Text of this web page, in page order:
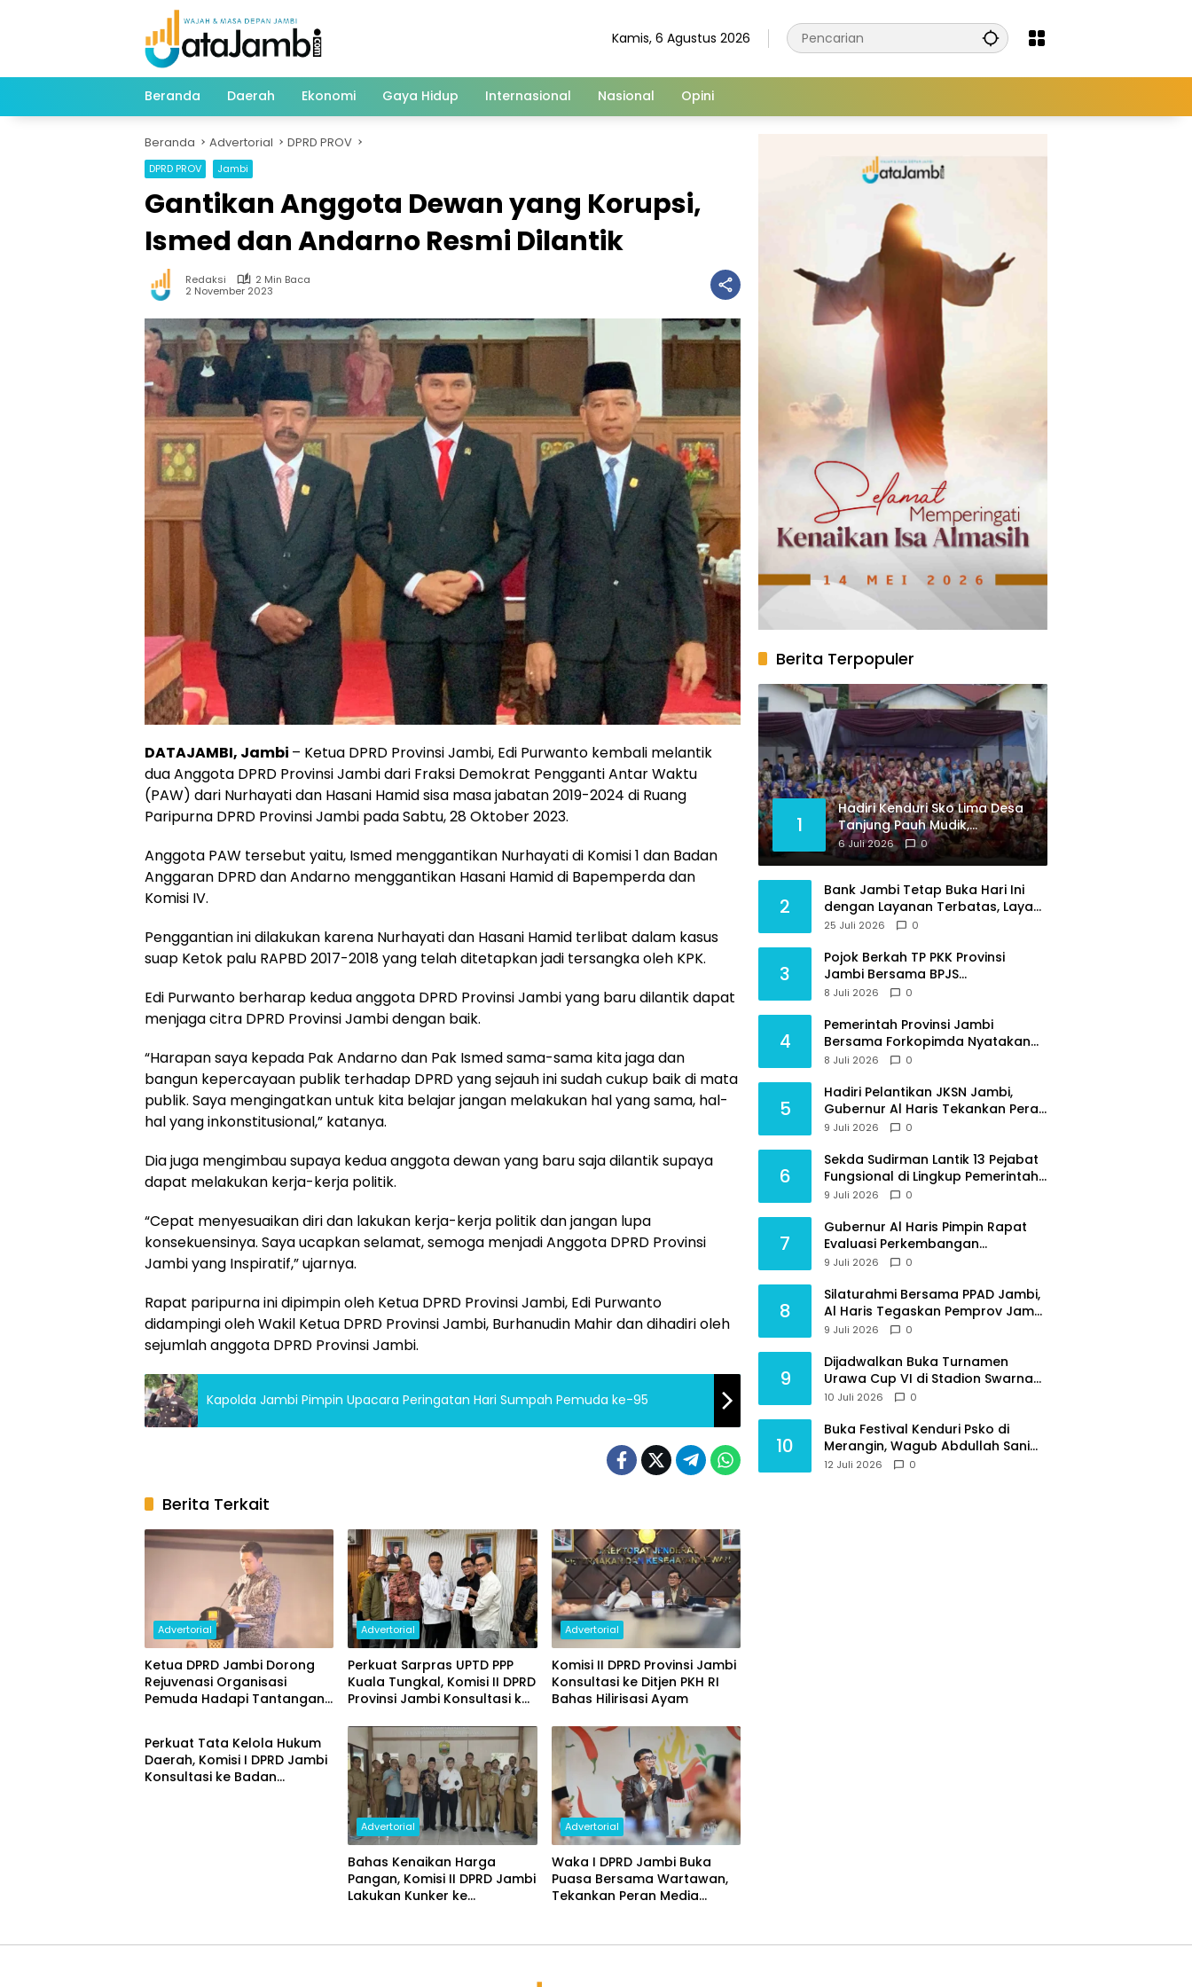
Kamis, 6 Agustus 2026
Beranda Daerah Ekonomi Gaya Hidup Internasional Nasional Opini
Beranda Advertorial DPRD PROV
DPRD PROV Jambi
Gantikan Anggota Dewan yang Korupsi,
Ismed dan Andarno Resmi Dilantik
Redaksi
2 Min Baca
2 November 2023
DATAJAMBI, Jambi – Ketua DPRD Provinsi Jambi, Edi Purwanto kembali melantik
dua Anggota DPRD Provinsi Jambi dari Fraksi Demokrat Pengganti Antar Waktu
(PAW) dari Nurhayati dan Hasani Hamid sisa masa jabatan 2019-2024 di Ruang
Paripurna DPRD Provinsi Jambi pada Sabtu, 28 Oktober 2023.
Anggota PAW tersebut yaitu, Ismed menggantikan Nurhayati di Komisi 1 dan Badan
Anggaran DPRD dan Andarno menggantikan Hasani Hamid di Bapemperda dan
Komisi IV.
Penggantian ini dilakukan karena Nurhayati dan Hasani Hamid terlibat dalam kasus
suap Ketok palu RAPBD 2017-2018 yang telah ditetapkan jadi tersangka oleh KPK.
Edi Purwanto berharap kedua anggota DPRD Provinsi Jambi yang baru dilantik dapat
menjaga citra DPRD Provinsi Jambi dengan baik.
“Harapan saya kepada Pak Andarno dan Pak Ismed sama-sama kita jaga dan
bangun kepercayaan publik terhadap DPRD yang sejauh ini sudah cukup baik di mata
publik. Saya mengingatkan untuk kita belajar jangan melakukan hal yang sama, hal-
hal yang inkonstitusional,” katanya.
Dia juga mengimbau supaya kedua anggota dewan yang baru saja dilantik supaya
dapat melakukan kerja-kerja politik.
“Cepat menyesuaikan diri dan lakukan kerja-kerja politik dan jangan lupa
konsekuensinya. Saya ucapkan selamat, semoga menjadi Anggota DPRD Provinsi
Jambi yang Inspiratif,” ujarnya.
Rapat paripurna ini dipimpin oleh Ketua DPRD Provinsi Jambi, Edi Purwanto
didampingi oleh Wakil Ketua DPRD Provinsi Jambi, Burhanudin Mahir dan dihadiri oleh
sejumlah anggota DPRD Provinsi Jambi.
Kapolda Jambi Pimpin Upacara Peringatan Hari Sumpah Pemuda ke-95
Berita Terkait
Advertorial
Ketua DPRD Jambi Dorong
Rejuvenasi Organisasi
Pemuda Hadapi Tantangan
Advertorial
Perkuat Sarpras UPTD PPP
Kuala Tungkal, Komisi II DPRD
Provinsi Jambi Konsultasi ke
Advertorial
Komisi II DPRD Provinsi Jambi
Konsultasi ke Ditjen PKH RI
Bahas Hilirisasi Ayam
Advertorial
Perkuat Tata Kelola Hukum
Daerah, Komisi I DPRD Jambi
Konsultasi ke Badan
Advertorial
Bahas Kenaikan Harga
Pangan, Komisi II DPRD Jambi
Lakukan Kunker ke
Advertorial
Waka I DPRD Jambi Buka
Puasa Bersama Wartawan,
Tekankan Peran Media
Berita Terpopuler
1
Hadiri Kenduri Sko Lima Desa
Tanjung Pauh Mudik,
Gubernur Al Haris Apresiasi
Tradisi jadi Pemersatu dan
Desa
6 Juli 2026 0
2
Bank Jambi Tetap Buka Hari Ini
dengan Layanan Terbatas, Layani
Penggantian Kartu ATM dan
25 Juli 2026 0
3
Pojok Berkah TP PKK Provinsi
Jambi Bersama BPJS
Ketenagakerjaan Beri Edukasi
Masyarakat
8 Juli 2026 0
4
Pemerintah Provinsi Jambi
Bersama Forkopimda Nyatakan
Sikap Tegas Berantas Geng Motor
8 Juli 2026 0
5
Hadiri Pelantikan JKSN Jambi,
Gubernur Al Haris Tekankan Peran
Guru dan Kiai Jaga Moral
9 Juli 2026 0
6
Sekda Sudirman Lantik 13 Pejabat
Fungsional di Lingkup Pemerintah
Provinsi Jambi
9 Juli 2026 0
7
Gubernur Al Haris Pimpin Rapat
Evaluasi Perkembangan
Pelaksanaan Kegiatan
9 Juli 2026 0
8
Silaturahmi Bersama PPAD Jambi,
Al Haris Tegaskan Pemprov Jambi
Terus Rangkul Para Purnawirawan
9 Juli 2026 0
9
Dijadwalkan Buka Turnamen
Urawa Cup VI di Stadion Swarna
Bhumi, Gubernur Al Haris Siap
10 Juli 2026 0
10
Buka Festival Kenduri Psko di
Merangin, Wagub Abdullah Sani
Ajak Generasi Muda Jaga Budaya
12 Juli 2026 0